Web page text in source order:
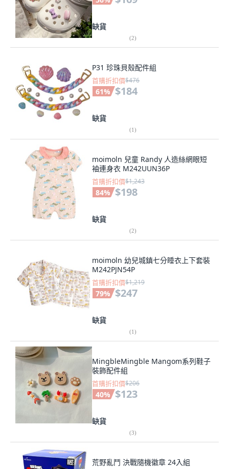
缺貨
(2)
P31 珍珠貝殼配件組
首購折扣價$476
61% $184
缺貨
(1)
moimoln 兒童 Randy 人造絲網眼短
袖連身衣 M242UUN36P
首購折扣價$1,243
84% $198
缺貨
(2)
moimoln 幼兒城鎮七分睡衣上下套裝
M242PJN54P
首購折扣價$1,219
79% $247
缺貨
(1)
MingbleMingble Mangom系列鞋子
裝飾配件組
首購折扣價$206
40% $123
缺貨
(3)
荒野亂鬥 決戰隨機徽章 24入組